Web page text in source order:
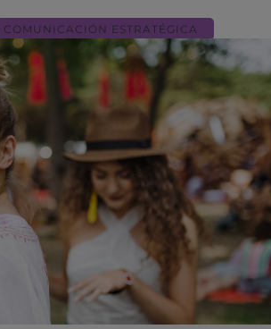
COMUNICACIÓN ESTRATÉGICA